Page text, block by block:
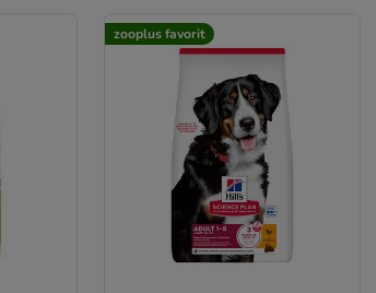
zooplus favorit